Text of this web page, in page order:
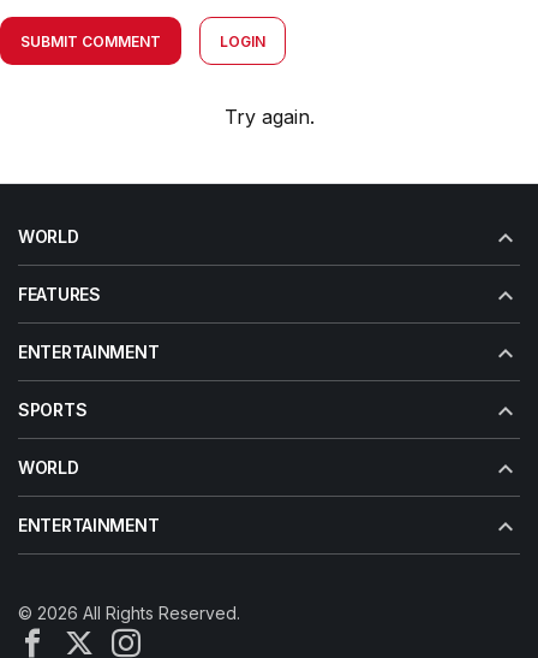
SUBMIT COMMENT LOGIN
Try again.
WORLD
FEATURES
ENTERTAINMENT
SPORTS
WORLD
ENTERTAINMENT
© 2026 All Rights Reserved.